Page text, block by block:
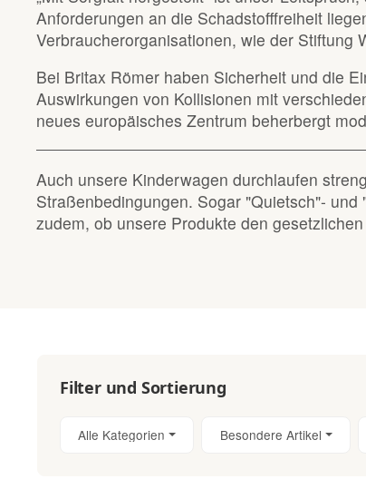
Anforderungen an die Schadstofffreiheit
Verbraucherorganisationen, wie der Stiftung
Bei Britax Römer haben Sicherheit und die
Auswirkungen von Kollisionen mit
neues europäisches Zentrum beherbergt
Auch unsere Kinderwagen durchlaufen
Straßenbedingungen. Sogar "Quietsch"-
zudem, ob unsere Produkte den
Filter und Sortierung
Alle Kategorien Besondere Artikel